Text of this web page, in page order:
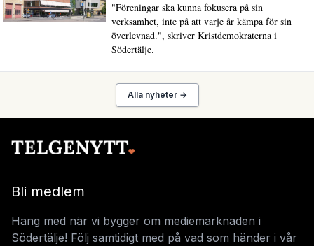
"Föreningar ska kunna fokusera på sin
verksamhet, inte på att varje år kämpa för sin
överlevnad.", skriver Kristdemokraterna i
Södertälje.
Alla nyheter →
Bli medlem
Häng med när vi bygger om mediemarknaden i
Södertälje! Följ samtidigt med på vad som händer i vår